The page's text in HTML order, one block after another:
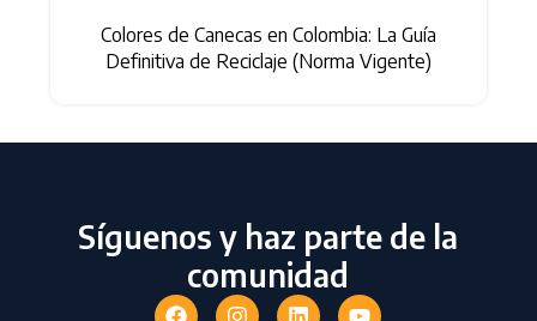
Colores de Canecas en Colombia: La Guía
Definitiva de Reciclaje (Norma Vigente)
Síguenos y haz parte de la
comunidad